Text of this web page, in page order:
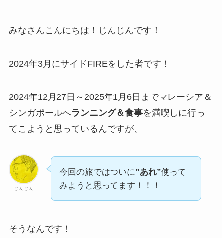
みなさんこんにちは！じんじんです！
2024年3月にサイドFIREをした者です！
2024年12月27日～2025年1月6日までマレーシア＆
シンガポールへランニング＆食事を満喫しに行っ
てこようと思っているんですが、
じんじん
今回の旅ではついに”あれ”使って
みようと思ってます！！！
そうなんです！